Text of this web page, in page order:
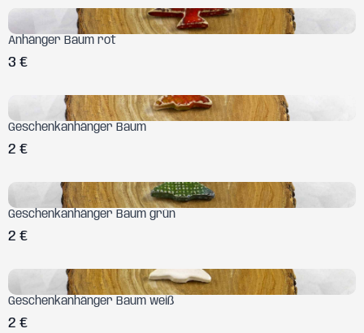
Anhänger Baum rot
3 €
Geschenkanhänger Baum
2 €
Geschenkanhänger Baum grün
2 €
Geschenkanhänger Baum weiß
2 €